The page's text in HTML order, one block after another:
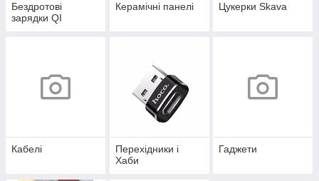
Бездротові
зарядки QI
Керамічні панелі Цукерки Skava
Кабелі
Перехідники і
Хаби
Гаджети